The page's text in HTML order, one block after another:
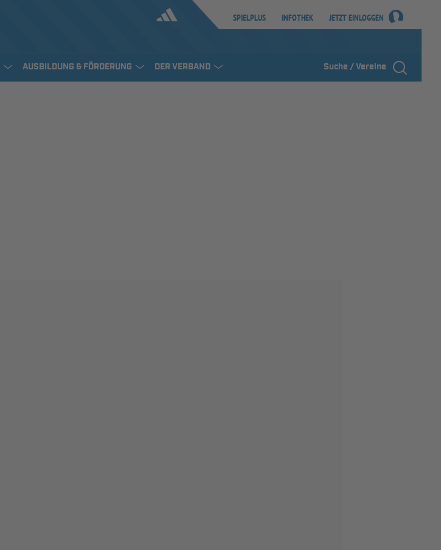
SPIELPLUS INFOTHEK JETZT EINLOGGEN
AUSBILDUNG & FÖRDERUNG DER VERBAND Suche / Vereine